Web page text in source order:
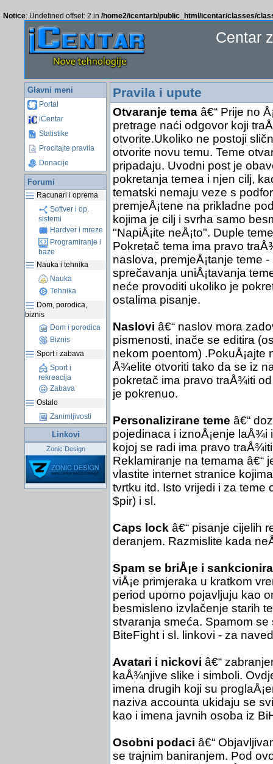
Notice: Undefined offset: 2 in /home2/icentarb/public_html/icentar/classes/
Centar
Glavni meni
Portal
iCentar
Statistike
Procitajte pravila
Donacije
Forumi
Racunari i oprema
Softver i op.
sistemi
Hardver i mreze
Programiranje i
baze
Nauka i tehnika
Nauka
Tehnika
Dom, porodica,
biznis
Dom i porodica
Biznis
Sport i zabava
Sport i
rekreacija
Zabava
Ostalo
Zanimljivosti
Linkovi
Zonic Design
Pravila i upute
Otvaranje temaâ€“ Prije no
pretrage naći odgovor koji
otvorite.Ukoliko ne postoji
otvorite novu temu. Teme
pripadaju. Uvodni post je
pokretanja temea i njen cilj,
tematski nemaju veze s
premjeÅ¡tene na prikladne
kojima je cilj i svrha samo
"NapiÅ¡ite neÅ¡to". Duple
Pokretač tema ima pravo
naslova, premjeÅ¡tanje teme
sprečavanja uniÅ¡tavanja
neće provoditi ukoliko je
ostalima pisanje.
Naslovi â€“ naslov mora
pismenosti, inače se editira
nekom poentom) .PokuÅ¡ajte
Å¾elite otvoriti tako da se iz
pokretač ima pravo traÅ¾iti
je pokrenuo.
Personalizirane teme â€“
pojedinaca i iznoÅ¡enje laÅ¾i
kojoj se radi ima pravo
Reklamiranje na temama â€“
vlastite internet stranice
tvrtku itd. Isto vrijedi i za teme
$pir) i sl.
Caps lock â€“ pisanje cijelih
deranjem. Razmislite kada
Spam se briÅ¡e i sankcionira
viÅ¡e primjeraka u kratkom
period uporno pojavljuju kao
besmisleno izvlačenje starih
stvaranja smeća. Spamom
BiteFight i sl. linkovi - za
Avatari i nickovi â€“
kaÅ¾njive slike i simboli.
imena drugih koji su
naziva accounta ukidaju se
kao i imena javnih osoba iz
Osobni podaci â€“
se trajnim baniranjem. Pod